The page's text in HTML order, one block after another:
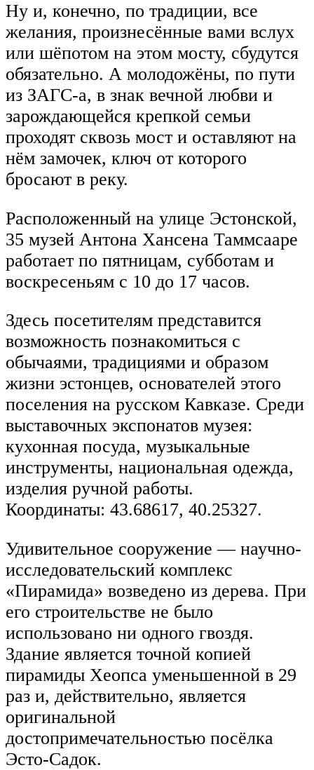
Ну и, конечно, по традиции, все
желания, произнесённые вами вслух
или шёпотом на этом мосту, сбудутся
обязательно. А молодожёны, по пути
из ЗАГС-а, в знак вечной любви и
зарождающейся крепкой семьи
проходят сквозь мост и оставляют на
нём замочек, ключ от которого
бросают в реку.
Расположенный на улице Эстонской,
35 музей Антона Хансена Таммсааре
работает по пятницам, субботам и
воскресеньям с 10 до 17 часов.
Здесь посетителям представится
возможность познакомиться с
обычаями, традициями и образом
жизни эстонцев, основателей этого
поселения на русском Кавказе. Среди
выставочных экспонатов музея:
кухонная посуда, музыкальные
инструменты, национальная одежда,
изделия ручной работы.
Координаты: 43.68617, 40.25327.
Удивительное сооружение — научно-
исследовательский комплекс
«Пирамида» возведено из дерева. При
его строительстве не было
использовано ни одного гвоздя.
Здание является точной копией
пирамиды Хеопса уменьшенной в 29
раз и, действительно, является
оригинальной
достопримечательностью посёлка
Эсто-Садок.